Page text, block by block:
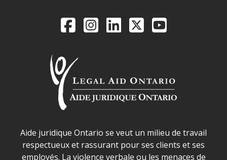
Legal Aid Ontario
FacebookInstagram
LinkedIn
X YouTube
Déclaration sur la sécurité dans les locaux d'AJO.
Aide juridique Ontario se veut un milieu de travail
respectueux et rassurant pour ses clients et ses
employés. La violence verbale ou les menaces de